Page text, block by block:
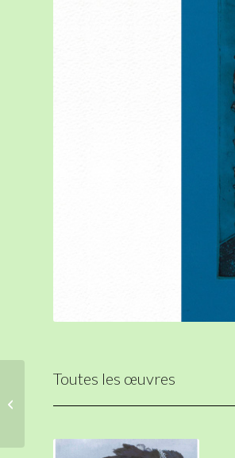
Toutes les œuvres
Nature en ville Bleue